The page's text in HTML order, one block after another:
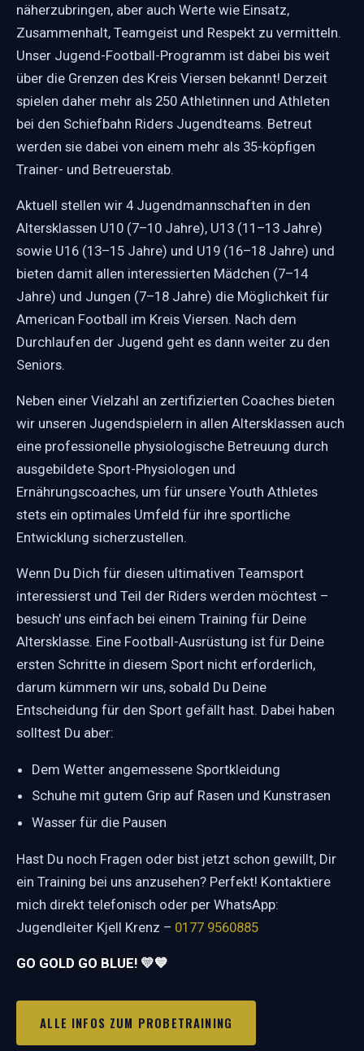
näherzubringen, aber auch Werte wie Einsatz,
Zusammenhalt, Teamgeist und Respekt zu vermitteln.
Unser Jugend-Football-Programm ist dabei bis weit
über die Grenzen des Kreis Viersen bekannt! Derzeit
spielen daher mehr als 250 Athletinnen und Athleten
bei den Schiefbahn Riders Jugendteams. Betreut
werden sie dabei von einem mehr als 35-köpfigen
Trainer- und Betreuerstab.
Aktuell stellen wir 4 Jugendmannschaften in den
Altersklassen U10 (7–10 Jahre), U13 (11–13 Jahre)
sowie U16 (13–15 Jahre) und U19 (16–18 Jahre) und
bieten damit allen interessierten Mädchen (7–14
Jahre) und Jungen (7–18 Jahre) die Möglichkeit für
American Football im Kreis Viersen. Nach dem
Durchlaufen der Jugend geht es dann weiter zu den
Seniors.
Neben einer Vielzahl an zertifizierten Coaches bieten
wir unseren Jugendspielern in allen Altersklassen auch
eine professionelle physiologische Betreuung durch
ausgebildete Sport-Physiologen und
Ernährungscoaches, um für unsere Youth Athletes
stets ein optimales Umfeld für ihre sportliche
Entwicklung sicherzustellen.
Wenn Du Dich für diesen ultimativen Teamsport
interessierst und Teil der Riders werden möchtest –
besuch' uns einfach bei einem Training für Deine
Altersklasse. Eine Football-Ausrüstung ist für Deine
ersten Schritte in diesem Sport nicht erforderlich,
darum kümmern wir uns, sobald Du Deine
Entscheidung für den Sport gefällt hast. Dabei haben
solltest Du aber:
Dem Wetter angemessene Sportkleidung
Schuhe mit gutem Grip auf Rasen und Kunstrasen
Wasser für die Pausen
Hast Du noch Fragen oder bist jetzt schon gewillt, Dir
ein Training bei uns anzusehen? Perfekt! Kontaktiere
mich direkt telefonisch oder per WhatsApp:
Jugendleiter Kjell Krenz – 0177 9560885
GO GOLD GO BLUE! 💛💙
ALLE INFOS ZUM PROBETRAINING